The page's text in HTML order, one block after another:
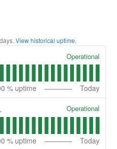
days. View historical uptime.
Operational
% uptime Today
Operational
% uptime Today